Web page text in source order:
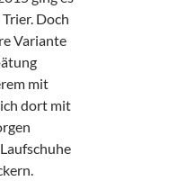
Doch
Variante
mit
dort mit